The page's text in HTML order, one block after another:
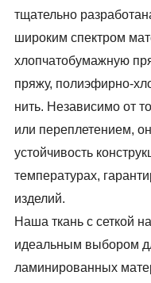
тщательно
широким спектром
хлопчатобумажную
пряжу, полиэфирно-
нить. Независимо от
или переплетением,
устойчивость
температурах,
изделий.
Наша ткань с сеткой
идеальным выбором
ламинированных